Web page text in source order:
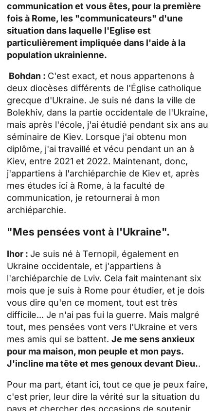
communication et vous êtes, pour la première
fois à Rome, les "communicateurs" d'une
situation dans laquelle l'Eglise est
particulièrement impliquée dans l'aide à la
population ukrainienne.
Bohdan : C'est exact, et nous appartenons à
deux diocèses différents de l'Église catholique
grecque d'Ukraine. Je suis né dans la ville de
Bolekhiv, dans la partie occidentale de l'Ukraine,
mais après l'école, j'ai étudié pendant six ans au
séminaire de Kiev. Lorsque j'ai obtenu mon
diplôme, j'ai travaillé et vécu pendant un an à
Kiev, entre 2021 et 2022. Maintenant, donc,
j'appartiens à l'archiéparchie de Kiev et, après
mes études ici à Rome, à la faculté de
communication, je retournerai à mon
archiéparchie.
"Mes pensées vont à l'Ukraine".
Ihor : Je suis né à Ternopil, également en
Ukraine occidentale, et j'appartiens à
l'archiéparchie de Lviv. Cela fait maintenant six
mois que je suis à Rome pour étudier, et je dois
vous dire qu'en ce moment, tout est très
difficile... Je n'ai pas fui la guerre. Mais malgré
tout, mes pensées vont vers l'Ukraine et vers
mes amis qui se battent. Je me sens anxieux
pour ma maison, mon peuple et mon pays.
J'incline ma tête et mes genoux devant Dieu..
Pour ma part, étant ici, tout ce que je peux faire,
c'est prier, leur dire la vérité sur la situation du
pays et chercher des occasions de soutenir